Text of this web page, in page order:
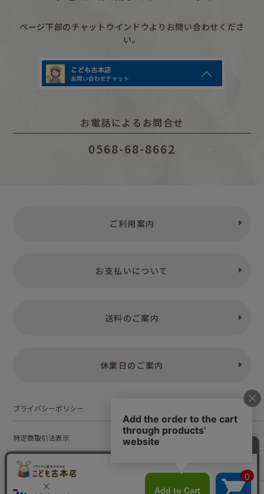
ページ下部のチャットウインドウよりお問い合わせくださ
い。
お電話によるお問合せ
0568-68-8662
ご利用案内
お支払いについて
送料のご案内
休業日のご案内
プライバシーポリシー
特定商取引法表示
お問い合わせ